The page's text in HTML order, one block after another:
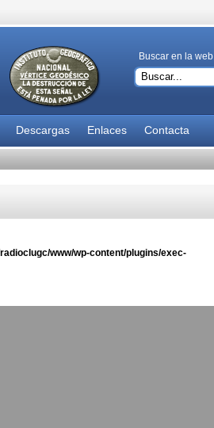
Buscar en la web
Descargas Enlaces Contacta
www/wp-content/plugins/exec-